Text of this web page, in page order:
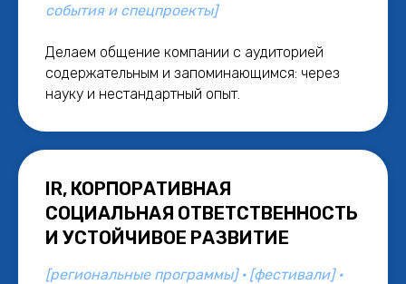
события и спецпроекты]
Делаем общение компании с аудиторией
содержательным и запоминающимся: через
науку и нестандартный опыт.
IR, КОРПОРАТИВНАЯ
СОЦИАЛЬНАЯ ОТВЕТСТВЕННОСТЬ
И УСТОЙЧИВОЕ РАЗВИТИЕ
[региональные программы] · [фестивали] ·